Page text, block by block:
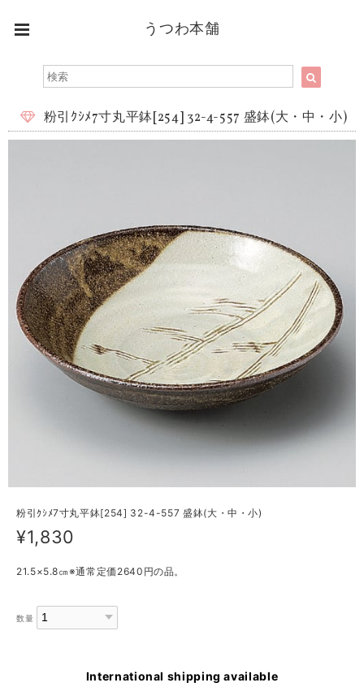
うつわ本舗
粉引ｸｼﾒ7寸丸平鉢[254] 32-4-557 盛鉢(大・中・小)
粉引ｸｼﾒ7寸丸平鉢[254] 32-4-557 盛鉢(大・中・小)
¥1,830
21.5×5.8㎝※通常定価2640円の品。
数量
International shipping available